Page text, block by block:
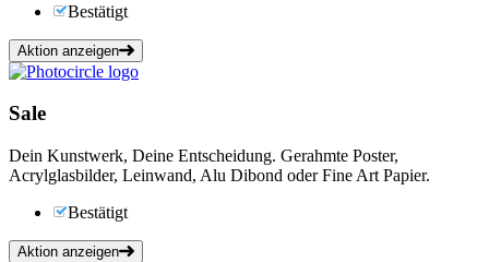
Bestätigt
Aktion anzeigen
Sale
Dein Kunstwerk, Deine Entscheidung. Gerahmte Poster,
Acrylglasbilder, Leinwand, Alu Dibond oder Fine Art Papier.
Bestätigt
Aktion anzeigen